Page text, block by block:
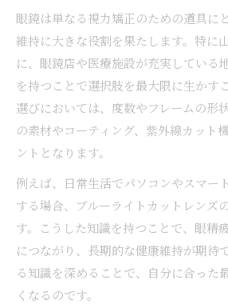
眼鏡は単なる視力矯正のための道具に
維持に大きな役割を果たします。特に
に、眼鏡店や医療施設が充実している
を持つことで選択肢を最大限に生かす
選びにおいては、度数やフレームの形
の素材やコーティング、紫外線カット
ントとなります。
例えば、日常生活でパソコンやスマー
する場合、ブルーライトカットレンズ
す。こうした知識を持つことで、眼精
につながり、長期的な健康維持が期待
る知識を深めることで、自分に合った
くなるのです。